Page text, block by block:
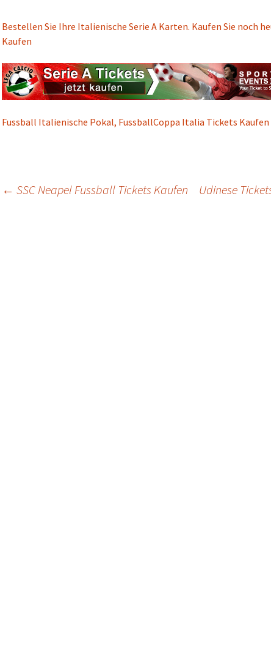
Bestellen Sie Ihre Italienische Serie A Karten. Kaufen Sie noch
Kaufen
Fussball Italienische Pokal, FussballCoppa Italia Tickets Kaufen
← SSC Neapel Fussball Tickets Kaufen Udinese